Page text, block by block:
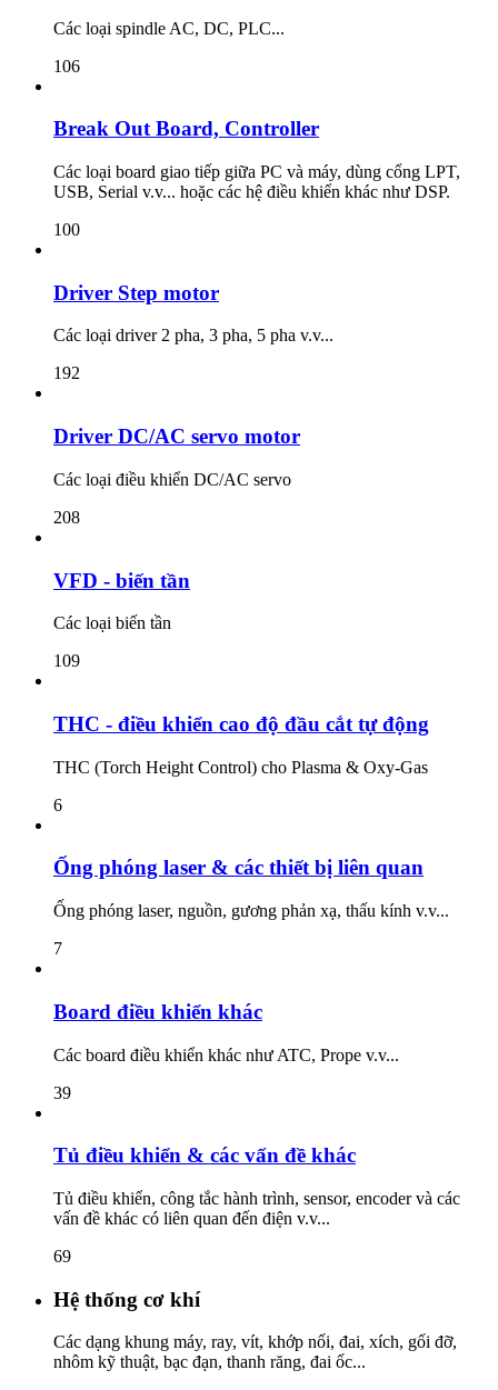
Các loại spindle AC, DC, PLC...
106
Break Out Board, Controller
Các loại board giao tiếp giữa PC và máy, dùng cổng LPT,
USB, Serial v.v... hoặc các hệ điều khiển khác như DSP.
100
Driver Step motor
Các loại driver 2 pha, 3 pha, 5 pha v.v...
192
Driver DC/AC servo motor
Các loại điều khiển DC/AC servo
208
VFD - biến tần
Các loại biến tần
109
THC - điều khiển cao độ đầu cắt tự động
THC (Torch Height Control) cho Plasma & Oxy-Gas
6
Ống phóng laser & các thiết bị liên quan
Ống phóng laser, nguồn, gương phản xạ, thấu kính v.v...
7
Board điều khiển khác
Các board điều khiển khác như ATC, Prope v.v...
39
Tủ điều khiển & các vấn đề khác
Tủ điều khiển, công tắc hành trình, sensor, encoder và các
vấn đề khác có liên quan đến điện v.v...
69
Hệ thống cơ khí
Các dạng khung máy, ray, vít, khớp nối, đai, xích, gối đỡ,
nhôm kỹ thuật, bạc đạn, thanh răng, đai ốc...